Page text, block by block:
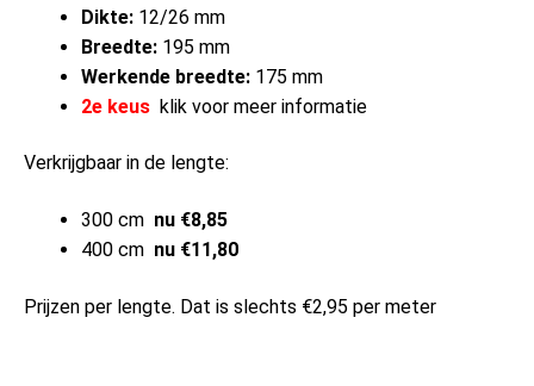
Dikte: 12/26 mm
Breedte: 195 mm
Werkende breedte: 175 mm
2e keus klik voor meer informatie
Verkrijgbaar in de lengte:
300 cm nu €8,85
400 cm nu €11,80
Prijzen per lengte. Dat is slechts €2,95 per meter